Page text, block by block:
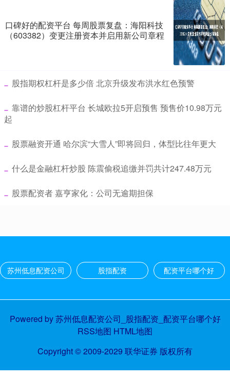
口碑好的配资平台 每周股票复盘：海阳科技
（603382）变更注册资本并启用新公司章程
​股指期权杠杆是多少倍 北京升级发布洪水红色预警
​靠谱的炒股杠杆平台 长城欧拉5开启预售 预售价10.98万元
起
​股票融资开通 哈尔滨“大雪人”即将回归，体型比往年更大
​什么是金融杠杆炒股 陈震偷税追缴并罚共计247.48万元
​股票配资者 嘉亨家化：公司无逾期担保
苏州低息配资公司 股指配资 配资平台哪个好
Powered by苏州低息配资公司_股指配资_配资平台哪个好
RSS地图 HTML地图
Copyright© 2009-2029 联华证券 版权所有